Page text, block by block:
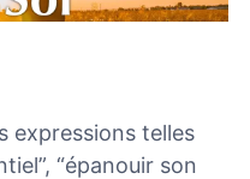
expressions telles
“épanouir son